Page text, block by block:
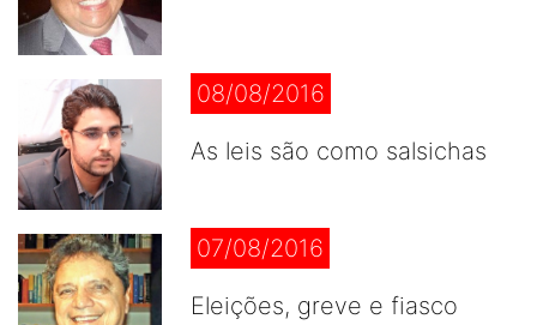
08/08/2016
As leis são como salsichas
07/08/2016
Eleições, greve e fiasco